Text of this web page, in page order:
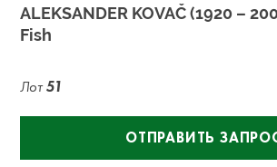
ALEKSANDER KOVAČ (1920 –
Fish
Лот51
ОТПРАВИТЬ